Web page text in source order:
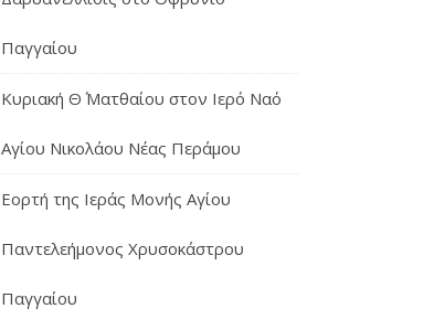
Παγγαίου
Κυριακή Θ΄ Ματθαίου στον Ιερό Ναό
Αγίου Νικολάου Νέας Περάμου
Εορτή της Ιεράς Μονής Αγίου
Παντελεήμονος Χρυσοκάστρου
Παγγαίου